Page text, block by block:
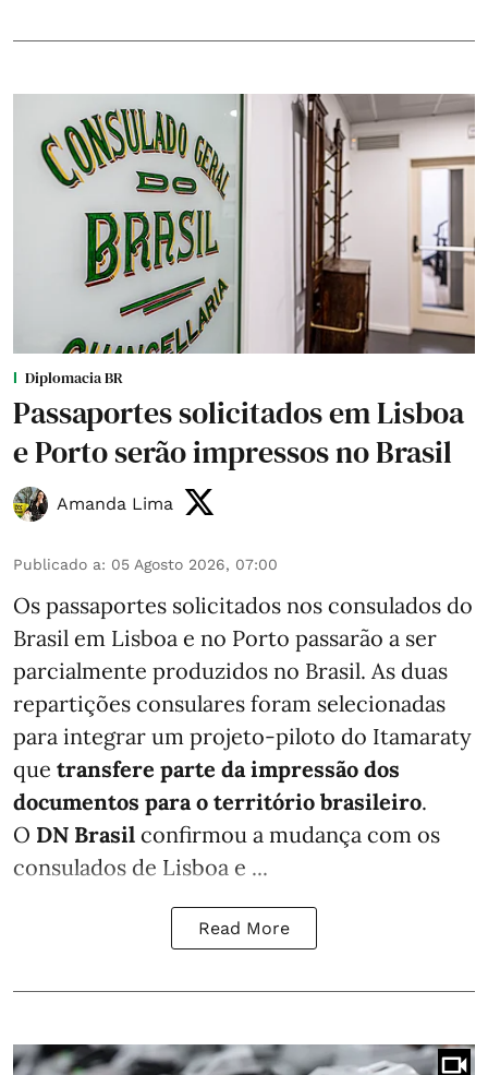
Diplomacia BR
Passaportes solicitados em Lisboa
e Porto serão impressos no Brasil
Amanda Lima
Publicado a: 05 Agosto 2026, 07:00
Os passaportes solicitados nos consulados do
Brasil em Lisboa e no Porto passarão a ser
parcialmente produzidos no Brasil. As duas
repartições consulares foram selecionadas
para integrar um projeto-piloto do Itamaraty
que transfere parte da impressão dos
documentos para o território brasileiro.
O DN Brasil confirmou a mudança com os
consulados de Lisboa e ...
Read More